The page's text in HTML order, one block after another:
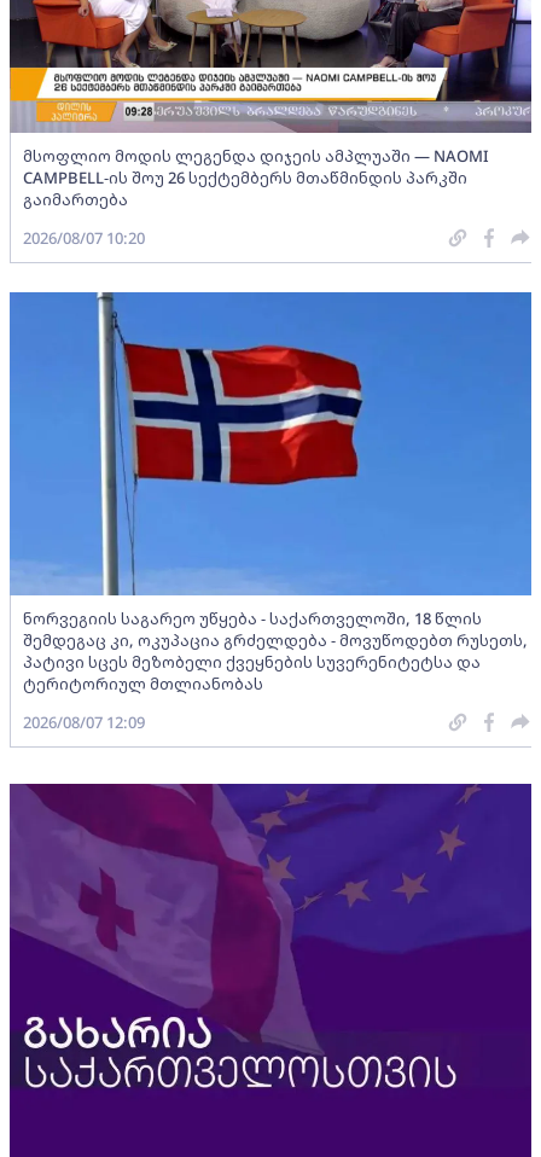
მსოფლიო მოდის ლეგენდა დიჯეის ამპლუაში — NAOMI
CAMPBELL-ის შოუ 26 სექტემბერს მთაწმინდის პარკში
გაიმართება
2026/08/07 10:20
ნორვეგიის საგარეო უწყება - საქართველოში, 18 წლის
შემდეგაც კი, ოკუპაცია გრძელდება - მოვუწოდებთ რუსეთს,
პატივი სცეს მეზობელი ქვეყნების სუვერენიტეტსა და
ტერიტორიულ მთლიანობას
2026/08/07 12:09